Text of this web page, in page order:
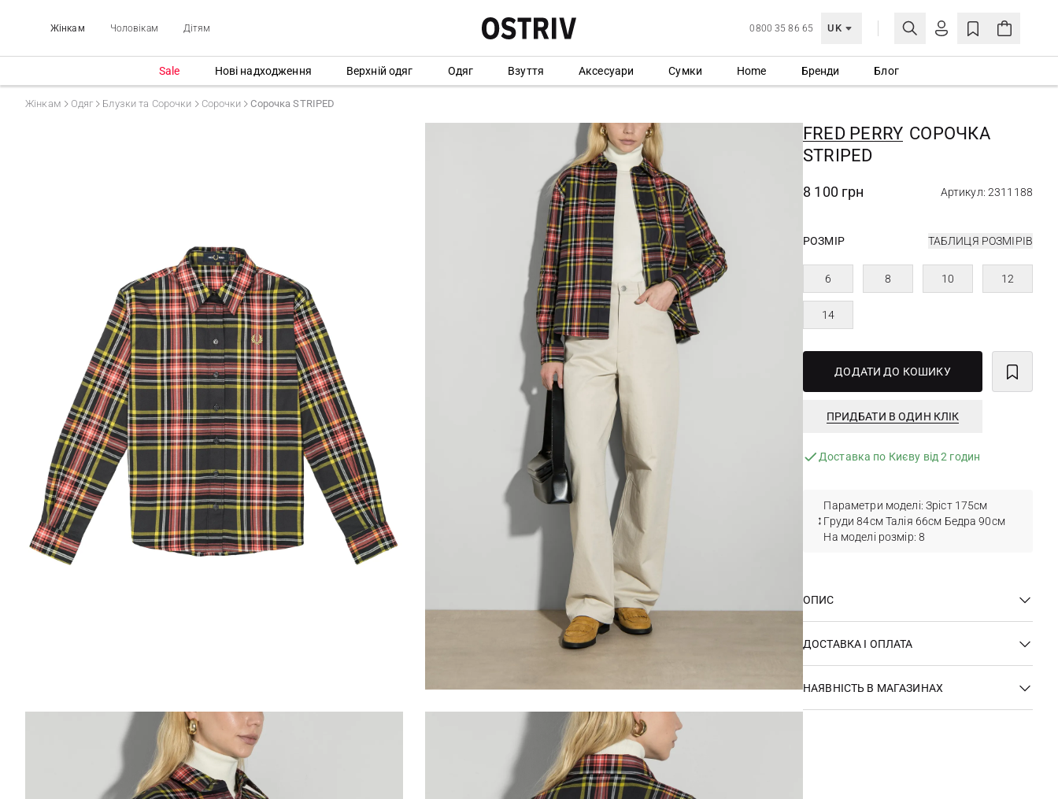
Жінкам Чоловікам Дітям 0800 35 86 65 UK
МОЯ ОБЛІКІВКА
Sale Нові надходження Верхній одяг Одяг Взуття Аксесуари Сумки Home Бренди Блог
Жінкам Одяг Блузки та Сорочки Сорочки Сорочка STRIPED
FRED PERRY СОРОЧКА
STRIPED
8 100 грн Артикул: 2311188
РОЗМІР ТАБЛИЦЯ РОЗМІРІВ
6 8 10 12
14
ДОДАТИ ДО КОШИКУ
ПРИДБАТИ В ОДИН КЛІК
Доставка по Києву від 2 годин
Параметри моделі: Зріст 175см
Груди 84см Талія 66см Бедра 90см
На моделі розмір: 8
ОПИС
ДОСТАВКА І ОПЛАТА
НАЯВНІСТЬ В МАГАЗИНАХ